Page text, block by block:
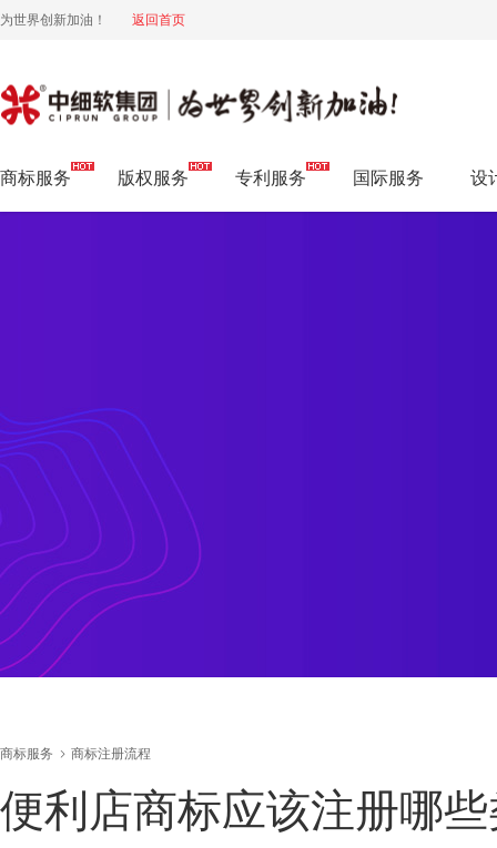
为世界创新加油！ 返回首页
商标注册流程
商标服务 版权服务 专利服务 国际服务 设
商标服务 商标注册流程
便利店商标应该注册哪